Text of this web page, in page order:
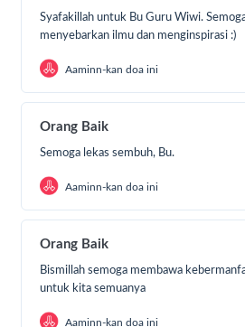
Meski sedang sakit, ia tetap
belajar bahasa Inggris,
adalah cahaya yang tak akan
melemah.
Syafakillah untuk Bu Guru Wiwi.
menyebarkan ilmu dan menginspirasi :)
Aaminn-kan doa ini
Orang Baik
Semoga lekas sembuh, Bu.
Aaminn-kan doa ini
Orang Baik
Bismillah semoga membawa
untuk kita semuanya
Aaminn-kan doa ini